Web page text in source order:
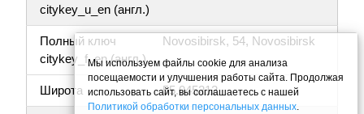
citykey_u_en (англ.)
Полный ключ
citykey_f_en (англ.)
Novosibirsk, 54, Novosibirsk
Широта 55.045212
Мы используем файлы cookie для анализа
посещаемости и улучшения работы сайта. Продолжая
использовать сайт, вы соглашаетесь с нашей
Политикой обработки персональных данных